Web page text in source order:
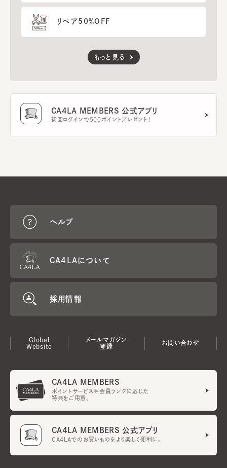
リペア50％OFF
もっと見る
CA4LA MEMBERS 公式アプリ
初回ログインで500ポイントプレゼント！
ヘルプ
CA4LAについて
採用情報
Global
Website
メールマガジン
登録
お問い合わせ
CA4LA MEMBERS
ポイントサービスや会員ランクに応じた
特典をご用意。
CA4LA MEMBERS 公式アプリ
CA4LAでのお買いものをより楽しく便利に。